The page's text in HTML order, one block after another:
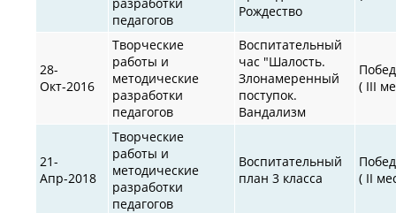
педагогов
Рождество
28-
Окт-2016
Творческие
работы и
методические
разработки
педагогов
Воспитательный
час "Шалость.
Злонамеренный
поступок.
Вандализм
( III
21-
Апр-2018
Творческие
работы и
методические
разработки
педагогов
Воспитательный
план 3 класса
( II